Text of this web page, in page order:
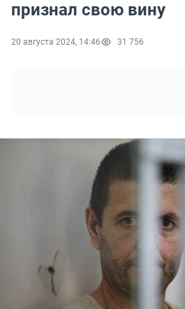
признал свою вину
20 августа 2024, 14:46 31 756